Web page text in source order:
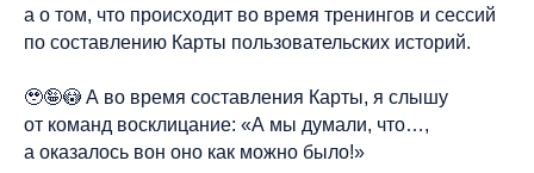
а о том, что происходит во время тренингов и сессий
по составлению Карты пользовательских историй.
🥹🤪😳 А во время составления Карты, я слышу
от команд восклицание: «А мы думали, что…,
а оказалось вон оно как можно было!»